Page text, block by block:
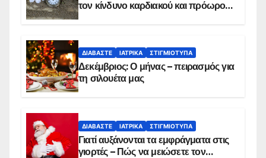
τον κίνδυνο καρδιακού και πρόωρου
ΔΙΑΒΆΣΤΕ ΙΑΤΡΙΚΆ ΣΤΙΓΜΙΌΤΥΠΑ
Δεκέμβριος: Ο μήνας – πειρασμός για
τη σιλουέτα μας
ΔΙΑΒΆΣΤΕ ΙΑΤΡΙΚΆ ΣΤΙΓΜΙΌΤΥΠΑ
Γιατί αυξάνονται τα εμφράγματα στις
γιορτές – Πώς να μειώσετε τον